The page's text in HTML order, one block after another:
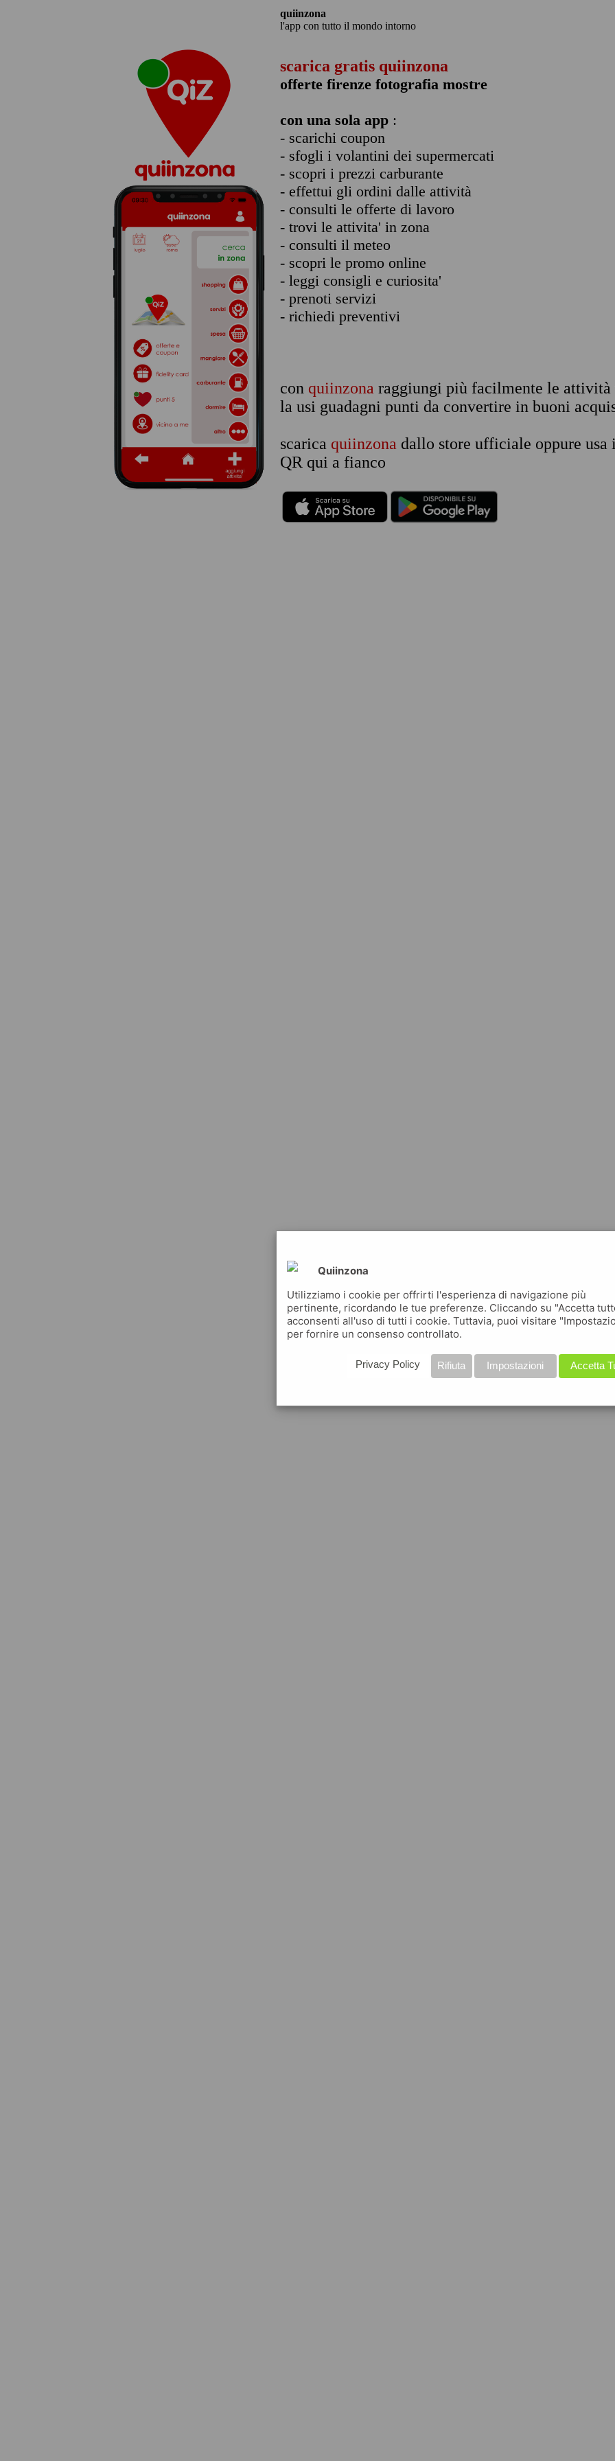
quiinzona
l'app con tutto il mondo intorno
scarica gratis quiinzona
offerte firenze fotografia mostre
con una sola app :
- scarichi coupon
- sfogli i volantini dei supermercati
- scopri i prezzi carburante
- effettui gli ordini dalle attività
- consulti le offerte di lavoro
- trovi le attivita' in zona
- consulti il meteo
- scopri le promo online
- leggi consigli e curiosita'
- prenoti servizi
- richiedi preventivi
con quiinzona raggiungi più facilmente le attività
la usi guadagni punti da convertire in buoni
scarica quiinzona dallo store ufficiale oppure usa
QR qui a fianco
Quiinzona
Utilizziamo i cookie per offrirti l'esperienza di navigazione più
pertinente, ricordando le tue preferenze. Cliccando su "Accetta
acconsenti all'uso di tutti i cookie. Tuttavia, puoi visitare
per fornire un consenso controllato.
Accetta
Impostazioni
Rifiuta
Privacy Policy